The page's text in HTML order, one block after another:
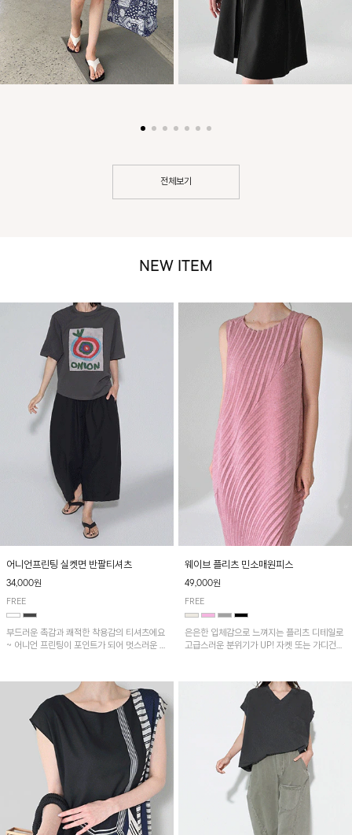
전체보기
NEW ITEM
어니언프린팅 실켓면 반팔티셔츠
34,000원
FREE
부드러운 촉감과 쾌적한 착용감의 티셔츠에요
~ 어니언 프린팅이 포인트가 되어 멋스러운 아
웨이브 플리츠 민소매원피스
49,000원
FREE
은은한 입체감으로 느껴지는 플리츠 디테일로
고급스러운 분위기가 UP! 자켓 또는 가디건과